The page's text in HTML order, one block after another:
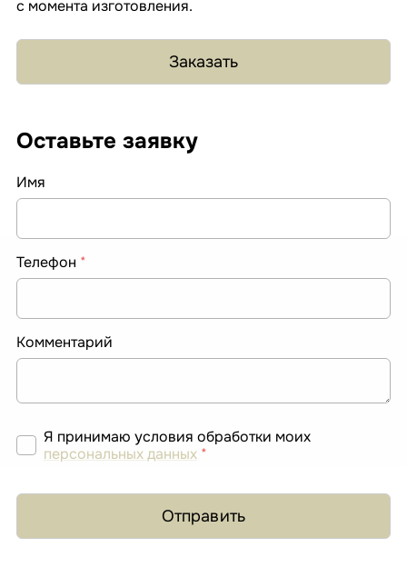
с момента изготовления.
Заказать
Оставьте заявку
Имя
Телефон *
Комментарий
Я принимаю условия обработки моих
персональных данных*
Отправить